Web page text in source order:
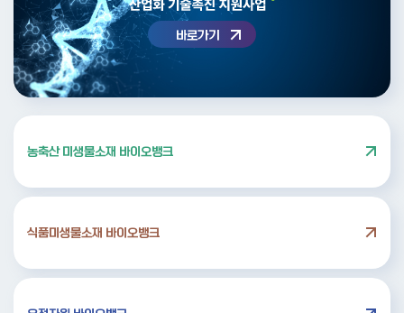
바로가기
농축산 미생물소재 바이오뱅크
식품미생물소재 바이오뱅크